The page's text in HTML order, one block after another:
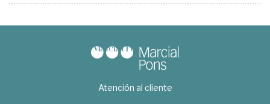
Atención al cliente